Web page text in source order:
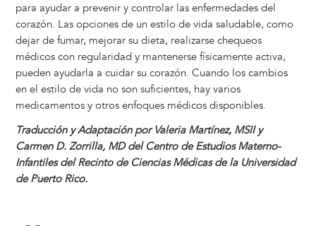
para ayudar a prevenir y controlar las enfermedades del
corazón. Las opciones de un estilo de vida saludable, como
dejar de fumar, mejorar su dieta, realizarse chequeos
médicos con regularidad y mantenerse físicamente activa,
pueden ayudarla a cuidar su corazón. Cuando los cambios
en el estilo de vida no son suficientes, hay varios
medicamentos y otros enfoques médicos disponibles.
Traducción y Adaptación por Valeria Martínez, MSII y
Carmen D. Zorrilla, MD del Centro de Estudios Materno-
Infantiles del Recinto de Ciencias Médicas de la Universidad
de Puerto Rico.